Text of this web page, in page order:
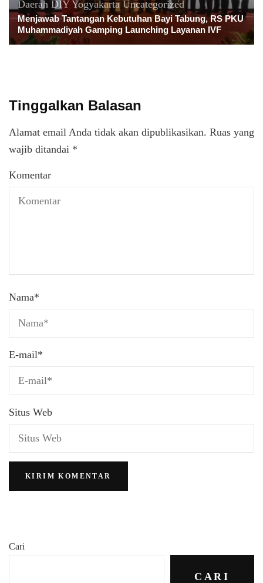
Daerah DIY Yogyakarta Uncategorized
Menjawab Tantangan Kebutuhan Bayi Tabung, RS PKU
Muhammadiyah Gamping Launching Layanan IVF
Tinggalkan Balasan
Alamat email Anda tidak akan dipublikasikan. Ruas yang
wajib ditandai *
Komentar
Nama*
E-mail*
Situs Web
Cari
CARI